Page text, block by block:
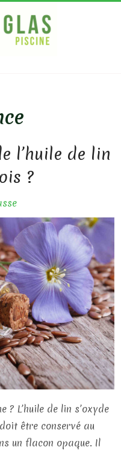
l’huile de lin
?
? L’huile de lin s’oxyde
être conservé au
un flacon opaque. Il